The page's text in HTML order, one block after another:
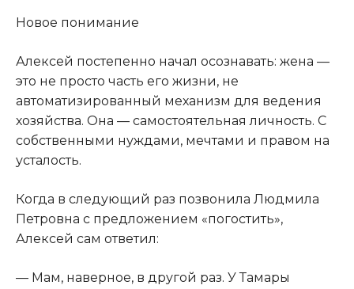
Новое понимание
Алексей постепенно начал осознавать: жена —
это не просто часть его жизни, не
автоматизированный механизм для ведения
хозяйства. Она — самостоятельная личность. С
собственными нуждами, мечтами и правом на
усталость.
Когда в следующий раз позвонила Людмила
Петровна с предложением «погостить»,
Алексей сам ответил:
— Мам, наверное, в другой раз. У Тамары